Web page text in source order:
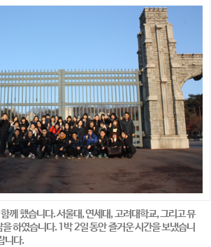
께 했습니다. 서울대, 연세대, 고려대학교, 그리고 뮤
하였습니다. 1박 2일 동안 즐거운 시간을 보냈습니
니다.